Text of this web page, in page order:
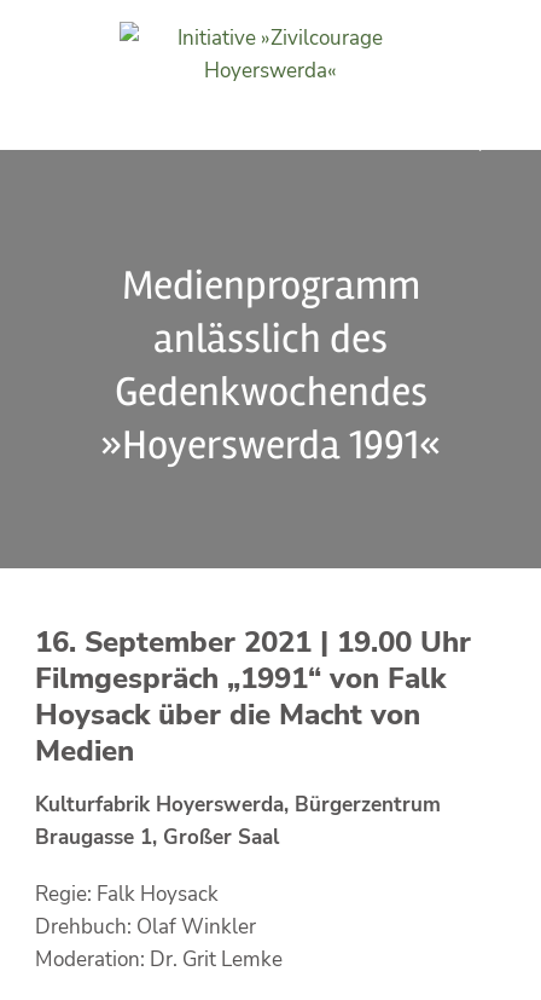
Initiative »Zivilcourage
Hoyerswerda«
Medienprogramm
anlässlich des
Gedenkwochendes
»Hoyerswerda 1991«
16. September 2021 | 19.00 Uhr
Filmgespräch „1991“ von Falk
Hoysack über die Macht von
Medien
Kulturfabrik Hoyerswerda, Bürgerzentrum
Braugasse 1, Großer Saal
Regie: Falk Hoysack
Drehbuch: Olaf Winkler
Moderation: Dr. Grit Lemke